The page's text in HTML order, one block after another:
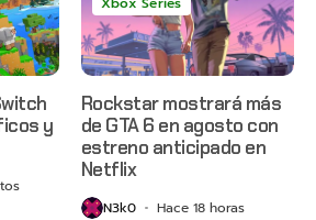
y
Rockstar mostrará más
de GTA 6 en agosto con
estreno anticipado en
Netflix
N3k0 Hace 18 horas